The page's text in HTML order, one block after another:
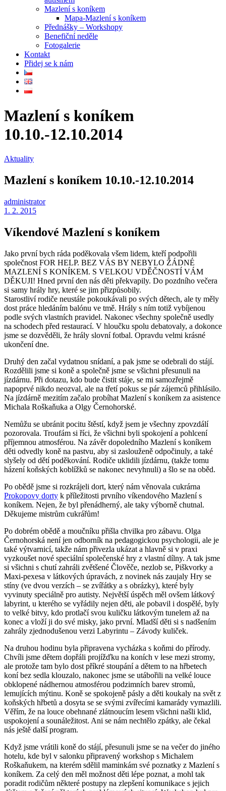
Mazlení s koníkem
Mapa-Mazlení s koníkem
Přednášky – Workshopy
Benefiční neděle
Fotogalerie
Kontakt
Přidej se k nám
Mazlení s koníkem
10.10.-12.10.2014
Aktuality
Mazlení s koníkem 10.10.-12.10.2014
administrator
1. 2. 2015
Víkendové Mazlení s koníkem
Jako první bych ráda poděkovala všem lidem, kteří podpořili
společnost FOR HELP. BEZ VÁS BY NEBYLO ŽÁDNÉ
MAZLENÍ S KONÍKEM. S VELKOU VDĚČNOSTÍ VÁM
DĚKUJI! Hned první den nás děti překvapily. Do pozdního večera
si samy hrály hry, které se jim přizpůsobily.
Starostliví rodiče neustále pokoukávali po svých dětech, ale ty měly
dost práce hledáním balónu ve tmě. Hrály s ním totiž vybíjenou
podle svých vlastních pravidel. Nakonec všechny společně usedly
na schodech před restaurací. V hloučku spolu debatovaly, a dokonce
jsme se dozvěděli, že hrály slovní fotbal. Opravdu velmi krásné
ukončení dne.
Druhý den začal vydatnou snídaní, a pak jsme se odebrali do stájí.
Rozdělili jsme si koně a společně jsme se všichni přesunuli na
jízdárnu. Při dotazu, kdo bude čistit stáje, se mi samozřejmě
napoprvé nikdo neozval, ale na třetí pokus se pár zájemců přihlásilo.
Na jízdárně mezitím začalo probíhat Mazlení s koníkem za asistence
Michala Roškaňuka a Olgy Černohorské.
Nemůžu se ubránit pocitu štěstí, když jsem je všechny zpovzdálí
pozorovala. Troufám si říci, že všichni byli spokojení a pohlcení
příjemnou atmosférou. Na závěr dopoledního Mazlení s koníkem
děti odvedly koně na pastvu, aby si zaslouženě odpočinuly, a také
slyšely od dětí poděkování. Rodiče uklidili jízdárnu, (takže tomu
házení koňských koblížků se nakonec nevyhnuli) a šlo se na oběd.
Po obědě jsme si rozkrájeli dort, který nám věnovala cukrárna
Prokopovy dorty k příležitosti prvního víkendového Mazlení s
koníkem. Nejen, že byl přenádherný, ale taky výborně chutnal.
Děkujeme mistrům cukrářům!
Po dobrém obědě a moučníku přišla chvilka pro zábavu. Olga
Černohorská není jen odborník na pedagogickou psychologii, ale je
také výtvarnicí, takže nám přivezla ukázat a hlavně si v praxi
vyzkoušet nové speciální společenské hry z vlastní dílny. A tak jsme
si všichni s chutí zahráli zvětšené Člověče, nezlob se, Piškvorky a
Maxi-pexesa v látkových úpravách, z novinek nás zaujaly Hry se
stíny (ve dvou verzích – se zvířátky a s obrázky), které byly
vyvinuty speciálně pro autisty. Největší úspěch měl ovšem látkový
labyrint, u kterého se vyřádily nejen děti, ale pobavil i dospělé, byly
to velké bitvy, kdo protlačí svou kuličku látkovým tunelem až na
konec a vloží ji do své misky, jako první. Mladší děti si s nadšením
zahrály zjednodušenou verzi Labyrintu – Závody kuliček.
Na druhou hodinu byla připravena vycházka s koňmi do přírody.
Chvíli jsme dětem dopřáli projížďku na koních v lese mezi stromy,
ale protože tam bylo dost příkré stoupání a dětem to na hřbetech
koní bez sedla klouzalo, nakonec jsme se utábořili na velké louce
obklopené nádhernou atmosférou podzimních barev stromů,
lemujících mýtinu. Koně se spokojeně pásly a děti koukaly na svět z
koňských hřbetů a dosyta se se svými zvířecími kamarády vymazlili.
Věřím, že na louce obehnané zlátnoucím lesem všichni našli klid,
uspokojení a sounáležitost. Ani se nám nechtělo zpátky, ale čekal
nás ještě další program.
Když jsme vrátili koně do stájí, přesunuli jsme se na večer do jiného
hotelu, kde byl v salonku připravený workshop s Michalem
Roškaňukem, na kterém sdělil maminkám své poznatky z Mazlení s
koníkem. Za celý den měl možnost děti lépe poznat, a mohl tak
poradit rodičům některé postupy na zlepšení komunikace s jejich